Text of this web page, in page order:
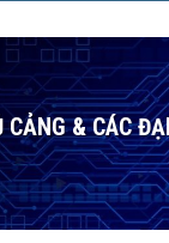
CẢNG & CÁC